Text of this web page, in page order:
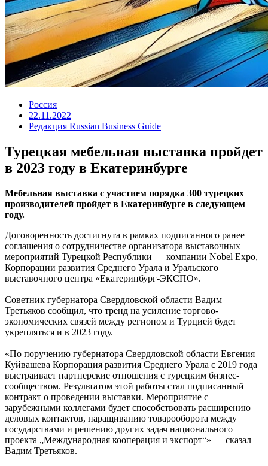
Россия
22.11.2022
Редакция Russian Business Guide
Турецкая мебельная выставка пройдет
в 2023 году в Екатеринбурге
Мебельная выставка с участием порядка 300 турецких
производителей пройдет в Екатеринбурге в следующем
году.
Договоренность достигнута в рамках подписанного ранее
соглашения о сотрудничестве организатора выставочных
мероприятий Турецкой Республики — компании Nobel Expo,
Корпорации развития Среднего Урала и Уральского
выставочного центра «Екатеринбург-ЭКСПО».
Советник губернатора Свердловской области Вадим
Третьяков сообщил, что тренд на усиление торгово-
экономических связей между регионом и Турцией будет
укрепляться и в 2023 году.
«По поручению губернатора Свердловской области Евгения
Куйвашева Корпорация развития Среднего Урала с 2019 года
выстраивает партнерские отношения с турецким бизнес-
сообществом. Результатом этой работы стал подписанный
контракт о проведении выставки. Мероприятие с
зарубежными коллегами будет способствовать расширению
деловых контактов, наращиванию товарооборота между
государствами и решению других задач национального
проекта „Международная кооперация и экспорт“» — сказал
Вадим Третьяков.